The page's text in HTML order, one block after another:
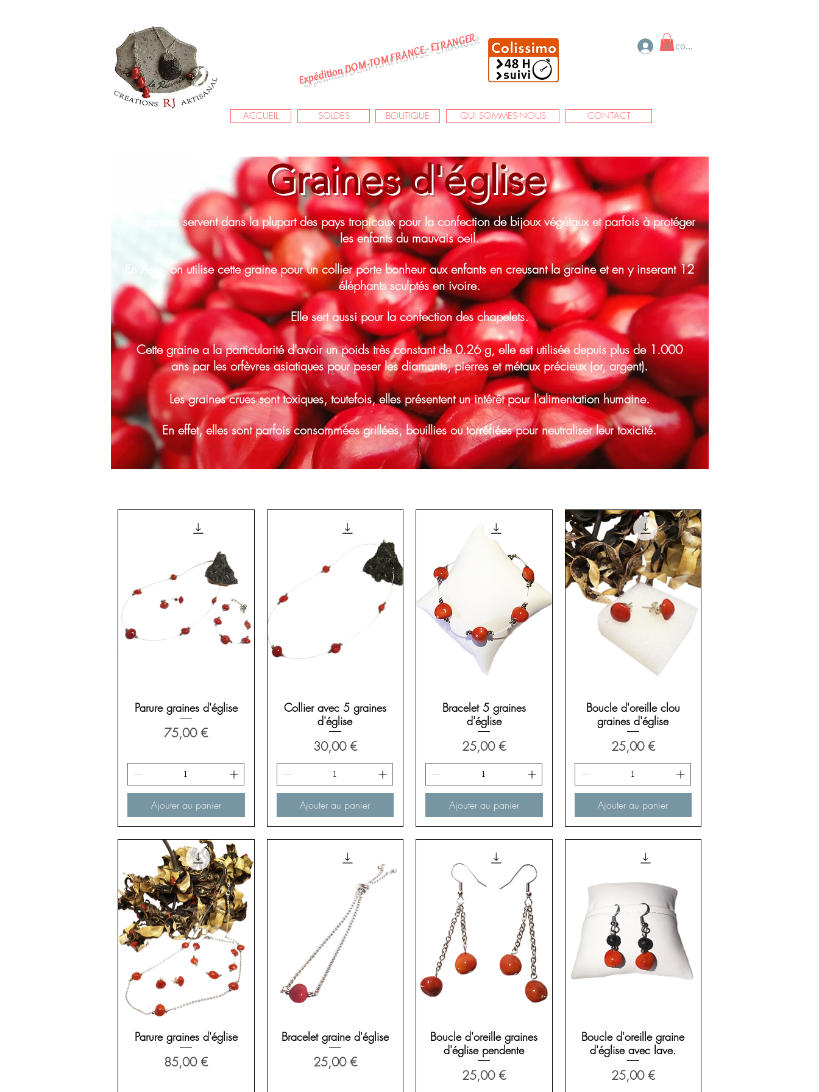
Expédition DOM-TOM FRANCE - ETRANGER Se connecter
ACCUEIL SOLDES BOUTIQUE QUI SOMMES-NOUS CONTACT
Les graines servent dans la plupart des pays tropicaux pour la confection de bijoux végétaux et parfois à protéger
les enfants du mauvais oeil.
En Asie, on utilise cette graine pour un collier porte bonheur aux enfants en creusant la graine et en y inserant 12
éléphants sculptés en ivoire.
Elle sert aussi pour la confection des chapelets.
Cette graine a la particularité d'avoir un poids très constant de 0.26 g, elle est utilisée depuis plus de 1.000
ans par les orfèvres asiatiques pour peser les diamants, pierres et métaux précieux (or, argent).
Les graines crues sont toxiques, toutefois, elles présentent un intérêt pour l'alimentation humaine.
En effet, elles sont parfois consommées grillées, bouillies ou torréfiées pour neutraliser leur toxicité.
Graines d'église
Aperçu rapide
Parure graines d'église
Prix
75,00 €
Ajouter au panier
Aperçu rapide
Collier avec 5 graines
d'église
Prix
30,00 €
Ajouter au panier
Aperçu rapide
Bracelet 5 graines
d'église
Prix
25,00 €
Ajouter au panier
Aperçu rapide
Boucle d'oreille clou
graines d'église
Prix
25,00 €
Ajouter au panier
Aperçu rapide
Parure graines d'église
Prix
85,00 €
Aperçu rapide
Bracelet graine d'église
Prix
25,00 €
Aperçu rapide
Boucle d'oreille graines
d'église pendente
Prix
25,00 €
Aperçu rapide
Boucle d'oreille graine
d'église avec lave.
Prix
25,00 €